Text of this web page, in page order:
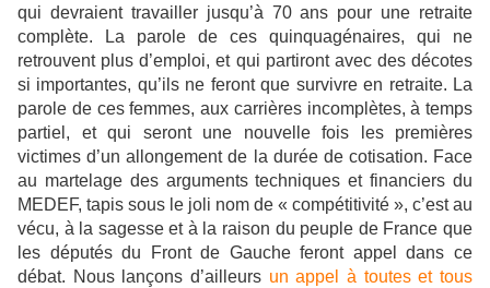
qui devraient travailler jusqu’à 70 ans pour une retraite
complète. La parole de ces quinquagénaires, qui ne
retrouvent plus d’emploi, et qui partiront avec des décotes
si importantes, qu’ils ne feront que survivre en retraite. La
parole de ces femmes, aux carrières incomplètes, à temps
partiel, et qui seront une nouvelle fois les premières
victimes d’un allongement de la durée de cotisation. Face
au martelage des arguments techniques et financiers du
MEDEF, tapis sous le joli nom de « compétitivité », c’est au
vécu, à la sagesse et à la raison du peuple de France que
les députés du Front de Gauche feront appel dans ce
débat. Nous lançons d’ailleurs un appel à toutes et tous